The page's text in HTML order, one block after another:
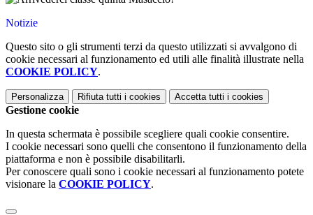
Notizie
Questo sito o gli strumenti terzi da questo utilizzati si avvalgono di
cookie necessari al funzionamento ed utili alle finalità illustrate nella
COOKIE POLICY.
Personalizza Rifiuta tutti i cookies Accetta tutti i cookies
Gestione cookie
In questa schermata è possibile scegliere quali cookie consentire.
I cookie necessari sono quelli che consentono il funzionamento della
piattaforma e non è possibile disabilitarli.
Per conoscere quali sono i cookie necessari al funzionamento potete
visionare la COOKIE POLICY.